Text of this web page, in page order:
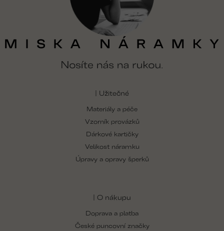
| Užitečné
Materiály a péče
Vzorník provázků
Dárkové kartičky
Velikost náramku
Úpravy a opravy šperků
| O nákupu
Doprava a platba
České puncovní značky